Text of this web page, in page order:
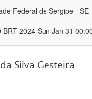
Federal de Sergipe - SE
BRT 2024-Sun Jan 31
Silva Gesteira